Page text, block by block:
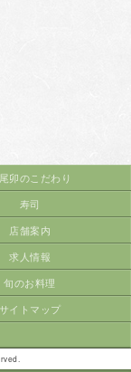
卯のこだわり
寿司
店舗案内
求人情報
旬のお料理
サイトマップ